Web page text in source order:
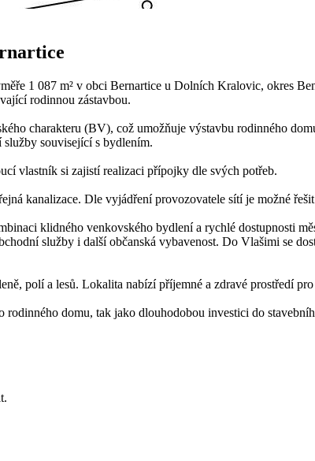
1 087 m² v obci Bernartice u Dolních Kralovic, okres
rodinnou zástavbou.
charakteru (BV), což umožňuje výstavbu rodinného
služby související s bydlením.
vlastník si zajistí realizaci přípojky dle svých potřeb.
kanalizace. Dle vyjádření provozovatele sítí je možné
klidného venkovského bydlení a rychlé dostupnosti
služby i další občanská vybavenost. Do Vlašimi se
polí a lesů. Lokalita nabízí příjemné a zdravé prostředí
domu, tak jako dlouhodobou investici do